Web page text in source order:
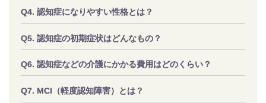
認知症になりやすい性格とは？
認知症の初期症状はどんなもの？
認知症などの介護にかかる費用はどのくらい？
MCI（軽度認知障害）とは？